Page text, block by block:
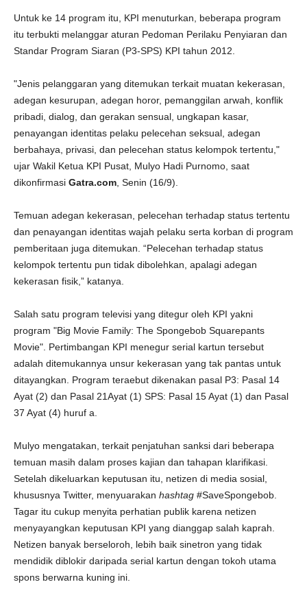
Untuk ke 14 program itu, KPI menuturkan, beberapa program
itu terbukti melanggar aturan Pedoman Perilaku Penyiaran dan
Standar Program Siaran (P3-SPS) KPI tahun 2012.
"Jenis pelanggaran yang ditemukan terkait muatan kekerasan,
adegan kesurupan, adegan horor, pemanggilan arwah, konflik
pribadi, dialog, dan gerakan sensual, ungkapan kasar,
penayangan identitas pelaku pelecehan seksual, adegan
berbahaya, privasi, dan pelecehan status kelompok tertentu,"
ujar Wakil Ketua KPI Pusat, Mulyo Hadi Purnomo, saat
dikonfirmasi Gatra.com , Senin (16/9).
Temuan adegan kekerasan, pelecehan terhadap status tertentu
dan penayangan identitas wajah pelaku serta korban di program
pemberitaan juga ditemukan. “Pelecehan terhadap status
kelompok tertentu pun tidak dibolehkan, apalagi adegan
kekerasan fisik,” katanya.
Salah satu program televisi yang ditegur oleh KPI yakni
program "Big Movie Family: The Spongebob Squarepants
Movie". Pertimbangan KPI menegur serial kartun tersebut
adalah ditemukannya unsur kekerasan yang tak pantas untuk
ditayangkan. Program teraebut dikenakan pasal P3: Pasal 14
Ayat (2) dan Pasal 21Ayat (1) SPS: Pasal 15 Ayat (1) dan Pasal
37 Ayat (4) huruf a.
Mulyo mengatakan, terkait penjatuhan sanksi dari beberapa
temuan masih dalam proses kajian dan tahapan klarifikasi.
Setelah dikeluarkan keputusan itu, netizen di media sosial,
khususnya Twitter, menyuarakan hashtag #SaveSpongebob.
Tagar itu cukup menyita perhatian publik karena netizen
menyayangkan keputusan KPI yang dianggap salah kaprah.
Netizen banyak berseloroh, lebih baik sinetron yang tidak
mendidik diblokir daripada serial kartun dengan tokoh utama
spons berwarna kuning ini.